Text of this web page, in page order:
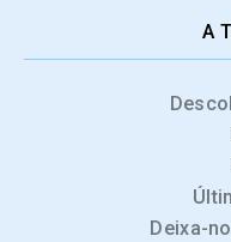
A
Deixa-